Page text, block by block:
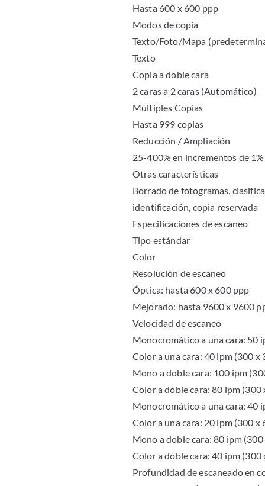
Hasta 600 x 600 ppp
Modos de copia
Texto/Foto/Mapa
Texto
Copia a doble cara
2 caras a 2 caras (Automático)
Múltiples Copias
Hasta 999 copias
Reducción / Ampliación
25-400% en incrementos de 1%
Otras características
Borrado de fotogramas,
identificación, copia reservada
Especificaciones de escaneo
Tipo estándar
Color
Resolución de escaneo
Óptica: hasta 600 x 600 ppp
Mejorado: hasta 9600 x 9600
Velocidad de escaneo
Monocromático a una cara: 50
Color a una cara: 40 ipm (300 x
Mono a doble cara: 100 ipm
Color a doble cara: 80 ipm (300
Monocromático a una cara: 40
Color a una cara: 20 ipm (300 x
Mono a doble cara: 80 ipm
Color a doble cara: 40 ipm (300
Profundidad de escaneado en